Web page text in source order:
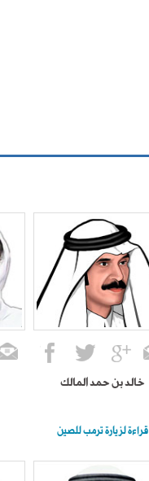
خالد بن حمد المالك
قراءة لزيارة ترمب للصين